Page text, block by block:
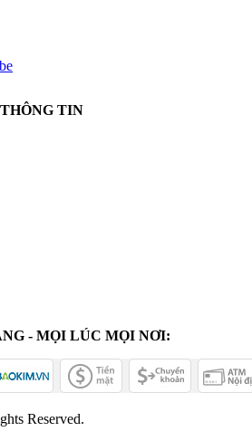
TIN
- MỌI LÚC MỌI NƠI:
Reserved.